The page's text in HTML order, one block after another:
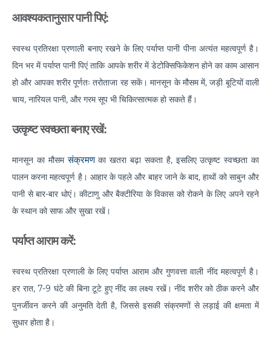
Aortic Valve Implantation or TAVI
Recovering from Heart Bypass Surgery During
COVID-19
Myths or Facts? Understanding fertility
stones in summer?
How to Prepare for Weight Loss Surgery?
Dealing With Epilepsy With The Right Knowledge
Should Know About
Why Are You Seeing Traces Of Blood In Your Urine
When to Seek Speech Therapist for Your Child?
Recovering From Brain Surgery: Cope with the
situation with these tips
आवश्यकतानुसार पानी पिएं:
स्वस्थ प्रतिरक्षा प्रणाली बनाए रखने के लिए पर्याप्त पानी पीना अत्यंत महत्वपूर्ण है।
दिन भर में पर्याप्त पानी पिएं ताकि आपके शरीर में डेटोक्सिफिकेशन होने का काम आसान
हो और आपका शरीर पूर्णतः तरोताजा रह सकें। मानसून के मौसम में, जड़ी बूटियों वाली
चाय, नारियल पानी, और गरम सूप भी चिकित्सात्मक हो सकते हैं।
उत्कृष्ट स्वच्छता बनाए रखें:
मानसून का मौसमसंक्रमणका खतरा बढ़ा सकता है, इसलिए उत्कृष्ट स्वच्छता का
पालन करना महत्वपूर्ण है। आहार के पहले और बाहर जाने के बाद, हाथों को साबुन और
पानी से बार-बार धोएं। कीटाणु और बैक्टीरिया के विकास को रोकने के लिए अपने रहने
के स्थान को साफ और सुखा रखें।
पर्याप्त आराम करें:
स्वस्थ प्रतिरक्षा प्रणाली के लिए पर्याप्त आराम और गुणवत्ता वाली नींद महत्वपूर्ण है।
हर रात, 7-9 घंटे की बिना टूटे हुए नींद का लक्ष्य रखें। नींद शरीर को ठीक करने और
पुनर्जीवन करने की अनुमति देती है, जिससे इसकी संक्रमणों से लड़ाई की क्षमता में
सुधार होता है।